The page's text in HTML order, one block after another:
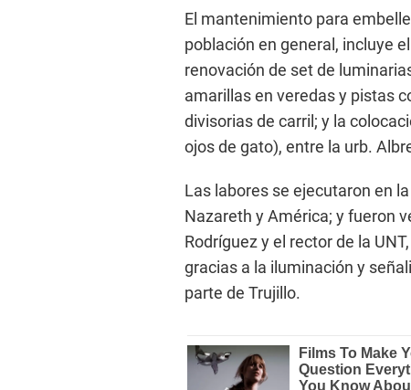
El mantenimiento para
población en general, incluye
renovación de set de
amarillas en veredas y pistas
divisorias de carril; y la
ojos de gato), entre la urb.
Las labores se ejecutaron en
Nazareth y América; y fueron
Rodríguez y el rector de la
gracias a la iluminación y
parte de Trujillo.